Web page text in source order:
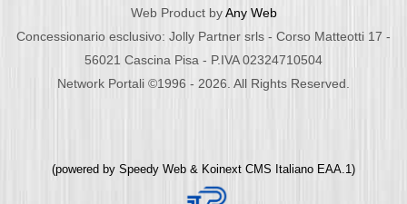
Web Product byAny Web
Concessionario esclusivo: Jolly Partner srls - Corso Matteotti 17 -
56021 Cascina Pisa - P.IVA 02324710504
Network Portali ©1996 - 2026. All Rights Reserved.
(powered by Speedy Web & Koinext CMS Italiano EAA.1)